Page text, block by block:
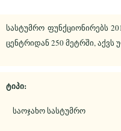
სასტუმრო ფუნქციონირებს
ცენტრიდან 250 მეტრში, აქვს
ტიპი:
საოჯახო